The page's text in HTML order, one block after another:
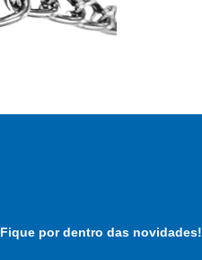
Fique por dentro das novidades!